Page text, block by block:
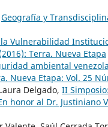
Geografía y
Vulnerabilidad
Terra. Nueva Etapa
ambiental
Nueva Etapa: Vol. 25
Delgado, II
honor al Dr. Justiniano